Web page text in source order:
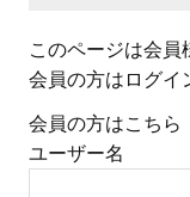
このページは会員
会員の方はログイ
会員の方はこちら
ユーザー名